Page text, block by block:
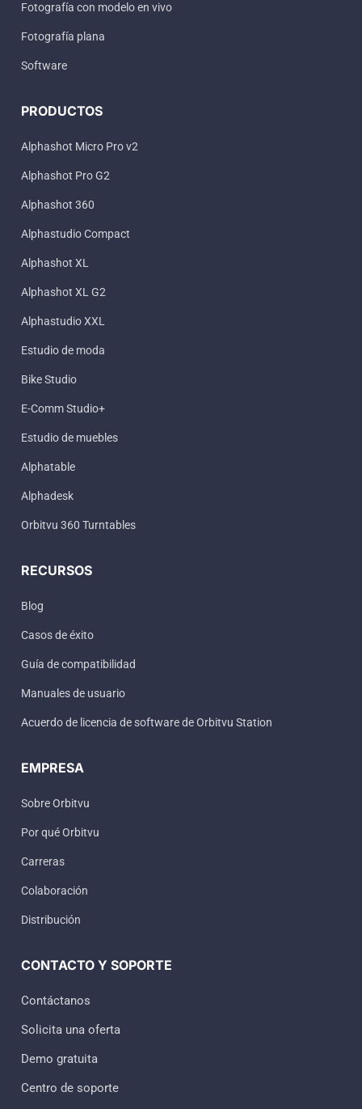
Fotografía con modelo en vivo
Fotografía plana
Software
PRODUCTOS
Alphashot Micro Pro v2
Alphashot Pro G2
Alphashot 360
Alphastudio Compact
Alphashot XL
Alphashot XL G2
Alphastudio XXL
Estudio de moda
Bike Studio
E-Comm Studio+
Estudio de muebles
Alphatable
Alphadesk
Orbitvu 360 Turntables
RECURSOS
Blog
Casos de éxito
Guía de compatibilidad
Manuales de usuario
Acuerdo de licencia de software de Orbitvu Station
EMPRESA
Sobre Orbitvu
Por qué Orbitvu
Carreras
Colaboración
Distribución
CONTACTO Y SOPORTE
Contáctanos
Solicita una oferta
Demo gratuita
Centro de soporte